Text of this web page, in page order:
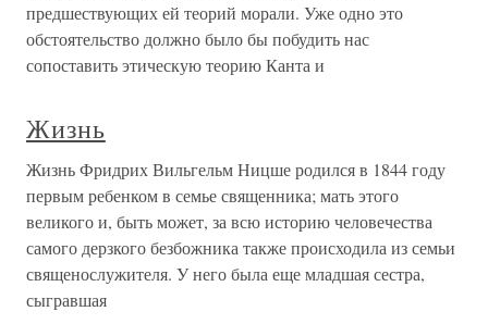
предшествующих ей теорий морали. Уже одно это
обстоятельство должно было бы побудить нас
сопоставить этическую теорию Канта и
Жизнь
Жизнь Фридрих Вильгельм Ницше родился в 1844 году
первым ребенком в семье священника; мать этого
великого и, быть может, за всю историю человечества
самого дерзкого безбожника также происходила из семьи
священослужителя. У него была еще младшая сестра,
сыгравшая